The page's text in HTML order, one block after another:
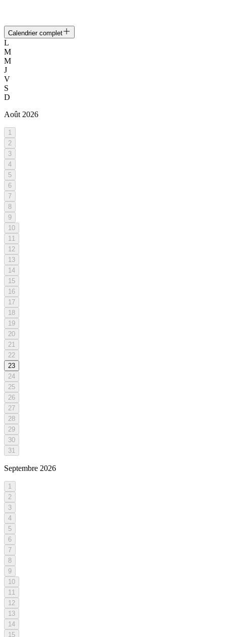
Calendrier complet
L
M
M
J
V
S
D
Août 2026
1
2
3
4
5
6
7
8
9
10
11
12
13
14
15
16
17
18
19
20
21
22
23
24
25
26
27
28
29
30
31
Septembre 2026
1
2
3
4
5
6
7
8
9
10
11
12
13
14
15